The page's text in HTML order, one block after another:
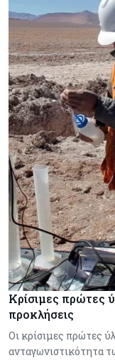
Κρίσιμες πρώτες
προκλήσεις
Οι κρίσιμες πρώτες
ανταγωνιστικότητα